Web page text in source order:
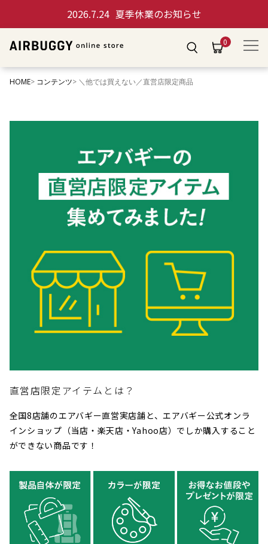
2026.7.24 夏季休業のお知らせ
0
HOME コンテンツ ＼他では買えない／直営店限定商品
直営店限定アイテムとは？
全国8店舗のエアバギー直営実店舗と、エアバギー公式オンラ
インショップ（当店・楽天店・Yahoo店）でしか購入すること
ができない商品です！